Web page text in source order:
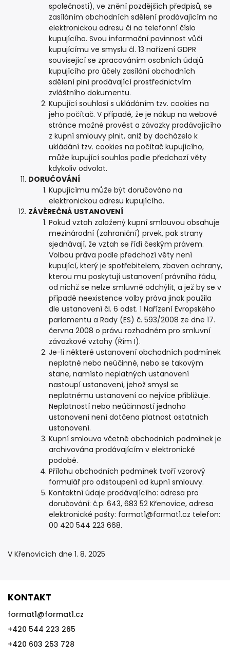
společnosti), ve znění pozdějších předpisů, se
zasíláním obchodních sdělení prodávajícím na
elektronickou adresu či na telefonní číslo
kupujícího. Svou informační povinnost vůči
kupujícímu ve smyslu čl. 13 nařízení GDPR
související se zpracováním osobních údajů
kupujícího pro účely zasílání obchodních
sdělení plní prodávající prostřednictvím
zvláštního dokumentu.
Kupující souhlasí s ukládáním tzv. cookies na
jeho počítač. V případě, že je nákup na webové
stránce možné provést a závazky prodávajícího
z kupní smlouvy plnit, aniž by docházelo k
ukládání tzv. cookies na počítač kupujícího,
může kupující souhlas podle předchozí věty
kdykoliv odvolat.
DORUČOVÁNÍ
Kupujícímu může být doručováno na
elektronickou adresu kupujícího.
ZÁVĚREČNÁ USTANOVENÍ
Pokud vztah založený kupní smlouvou obsahuje
mezinárodní (zahraniční) prvek, pak strany
sjednávají, že vztah se řídí českým právem.
Volbou práva podle předchozí věty není
kupující, který je spotřebitelem, zbaven ochrany,
kterou mu poskytují ustanovení právního řádu,
od nichž se nelze smluvně odchýlit, a jež by se v
případě neexistence volby práva jinak použila
dle ustanovení čl. 6 odst. 1 Nařízení Evropského
parlamentu a Rady (ES) č. 593/2008 ze dne 17.
června 2008 o právu rozhodném pro smluvní
závazkové vztahy (Řím I).
Je-li některé ustanovení obchodních podmínek
neplatné nebo neúčinné, nebo se takovým
stane, namísto neplatných ustanovení
nastoupí ustanovení, jehož smysl se
neplatnému ustanovení co nejvíce přibližuje.
Neplatností nebo neúčinností jednoho
ustanovení není dotčena platnost ostatních
ustanovení.
Kupní smlouva včetně obchodních podmínek je
archivována prodávajícím v elektronické
podobě.
Přílohu obchodních podmínek tvoří vzorový
formulář pro odstoupení od kupní smlouvy.
Kontaktní údaje prodávajícího: adresa pro
doručování: č.p. 643, 683 52 Křenovice, adresa
elektronické pošty: format1@format1.cz telefon:
00 420 544 223 668.
V Křenovicích dne 1. 8. 2025
KONTAKT
format1@format1.cz
+420 544 223 265
+420 603 253 728